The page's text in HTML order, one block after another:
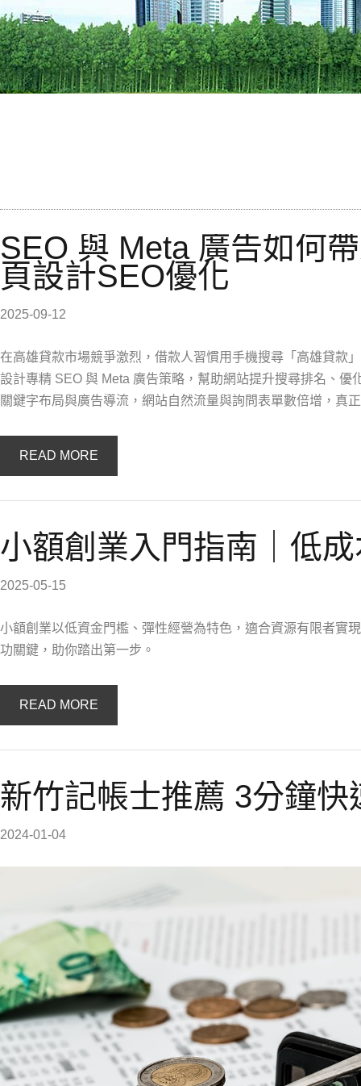
SEO 與 Meta 廣告如何
頁設計SEO優化
2025-09-12
在高雄貸款市場競爭激烈，借款人習慣用手機搜尋「高雄貸款
設計專精 SEO 與 Meta 廣告策略，幫助網站提升搜尋排名、
關鍵字布局與廣告導流，網站自然流量與詢問表單數倍增，真
READ MORE
小額創業入門指南｜低
2025-05-15
小額創業以低資金門檻、彈性經營為特色，適合資源有限者實
功關鍵，助你踏出第一步。
READ MORE
新竹記帳士推薦 3分鐘快
2024-01-04